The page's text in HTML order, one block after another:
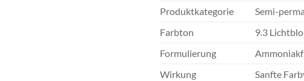
Produktkategorie
Semi-
Farbton
9.3
Formulierung
Wirkung
Sanfte